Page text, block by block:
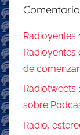
Radioyentes
Radioyentes
de comenzar
Radiotweets
sobre
Radio,